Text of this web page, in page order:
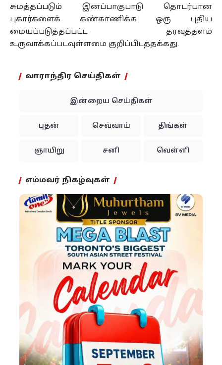
சுமத்தப்படும் இனப்பாகுபாடு தொடர்பான
புகார்களைக் கண்காணிக்க ஒரு புதிய
மையப்படுத்தப்பட்ட தரவுத்தளம்
உருவாக்கப்படவுள்ளமை குறிப்பிடத்தக்கது.
வாராந்திர செய்திகள்
இன்றைய செய்திகள்
புதன் செவ்வாய் திங்கள்
ஞாயிறு சனி வெள்ளி
எம்மவர் நிகழ்வுகள்